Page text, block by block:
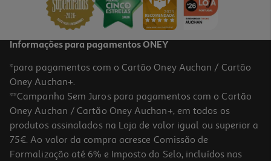
Informações para pagamentos ONEY
*para pagamentos com o Cartão Oney Auchan / Cartão
Oney Auchan+.
**Campanha Sem Juros para pagamentos com o Cartão
Oney Auchan / Cartão Oney Auchan+, em todos os
produtos assinalados na Loja de valor igual ou superior a
75€. Ao valor da compra acresce Comissão de
Formalização até 6% e Imposto do Selo, incluídos nas